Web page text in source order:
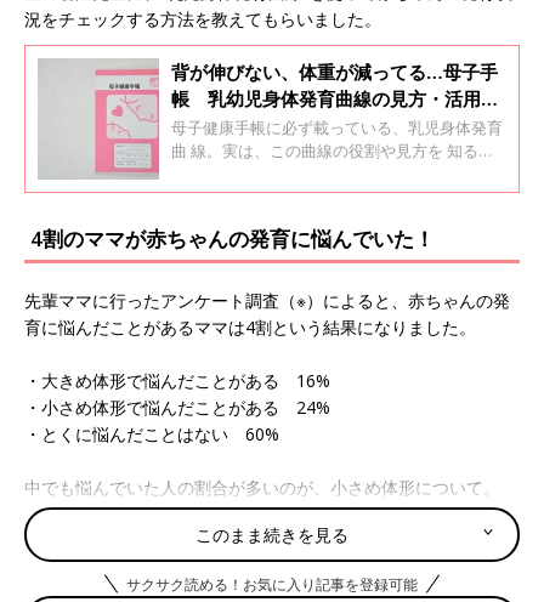
況をチェックする方法を教えてもらいました。
背が伸びない、体重が減ってる…母子手
帳 乳幼児身体発育曲線の見方・活用方
法
母子健康手帳に必ず載っている、乳児身体発育
曲 線。実は、この曲線の役割や見方を 知る
パパ自身でわかるようになります。専門家に乳
い方を聞きました。
4割のママが赤ちゃんの発育に悩んでいた！
先輩ママに行ったアンケート調査（※）によると、赤ちゃんの発
育に悩んだことがあるママは4割という結果になりました。
・大きめ体形で悩んだことがある 16%
・小さめ体形で悩んだことがある 24%
・とくに悩んだことはない 60%
中でも悩んでいた人の割合が多いのが、小さめ体形について。
「おっぱい・ミルクや離乳食などの栄養はちゃんとたりている
の？と常に不安だった」「同じ月齢の赤ちゃんと比べると小さめ
体形なので心配だった」という声が多くありました。
このまま続きを見る
サクサク読める！お気に入り記事を登録可能